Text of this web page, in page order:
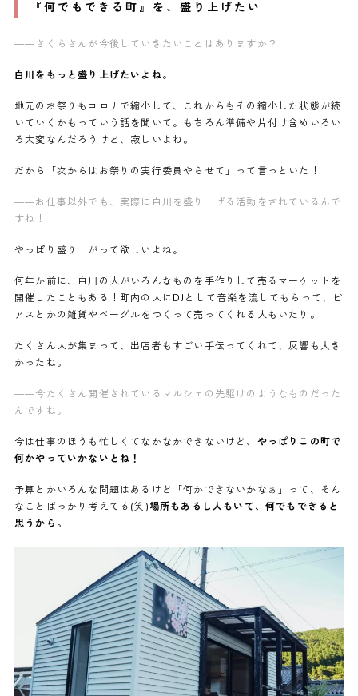
『何でもできる町』を、盛り上げたい
——さくらさんが今後していきたいことはありますか？
白川をもっと盛り上げたいよね。
地元のお祭りもコロナで縮小して、これからもその縮小した状態が続
いていくかもっていう話を聞いて。もちろん準備や片付け含めいろい
ろ大変なんだろうけど、寂しいよね。
だから「次からはお祭りの実行委員やらせて」って言っといた！
——お仕事以外でも、実際に白川を盛り上げる活動をされているんで
すね！
やっぱり盛り上がって欲しいよね。
何年か前に、白川の人がいろんなものを手作りして売るマーケットを
開催したこともある！町内の人にDJとして音楽を流してもらって、ピ
アスとかの雑貨やベーグルをつくって売ってくれる人もいたり。
たくさん人が集まって、出店者もすごい手伝ってくれて、反響も大き
かったね。
——今たくさん開催されているマルシェの先駆けのようなものだった
んですね。
今は仕事のほうも忙しくてなかなかできないけど、 やっぱりこの町で
何かやっていかないとね！
予算とかいろんな問題はあるけど「何かできないかなぁ」って、そん
なことばっかり考えてる(笑)場所もあるし人もいて、何でもできると
思うから。